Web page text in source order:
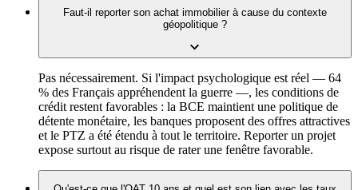
Faut-il reporter son achat immobilier à cause du contexte
géopolitique ?
Pas nécessairement. Si l'impact psychologique est réel — 64
% des Français appréhendent la guerre —, les conditions de
crédit restent favorables : la BCE maintient une politique de
détente monétaire, les banques proposent des offres attractives
et le PTZ a été étendu à tout le territoire. Reporter un projet
expose surtout au risque de rater une fenêtre favorable.